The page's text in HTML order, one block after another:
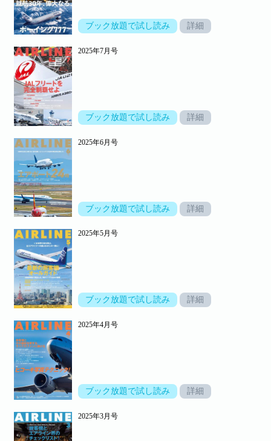
ブック放題で試し読み 詳細
2025年7月号
ブック放題で試し読み 詳細
2025年6月号
ブック放題で試し読み 詳細
2025年5月号
ブック放題で試し読み 詳細
2025年4月号
ブック放題で試し読み 詳細
2025年3月号